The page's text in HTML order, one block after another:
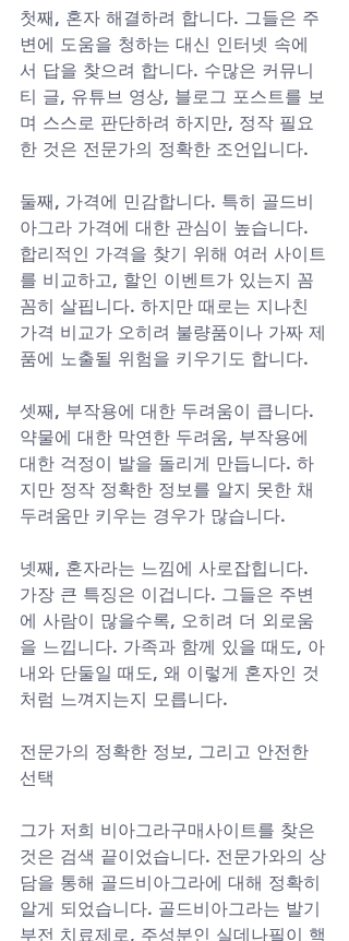
첫째, 혼자 해결하려 합니다. 그들은 주
변에 도움을 청하는 대신 인터넷 속에
서 답을 찾으려 합니다. 수많은 커뮤니
티 글, 유튜브 영상, 블로그 포스트를 보
며 스스로 판단하려 하지만, 정작 필요
한 것은 전문가의 정확한 조언입니다.
둘째, 가격에 민감합니다. 특히 골드비
아그라 가격에 대한 관심이 높습니다.
합리적인 가격을 찾기 위해 여러 사이트
를 비교하고, 할인 이벤트가 있는지 꼼
꼼히 살핍니다. 하지만 때로는 지나친
가격 비교가 오히려 불량품이나 가짜 제
품에 노출될 위험을 키우기도 합니다.
셋째, 부작용에 대한 두려움이 큽니다.
약물에 대한 막연한 두려움, 부작용에
대한 걱정이 발을 돌리게 만듭니다. 하
지만 정작 정확한 정보를 알지 못한 채
두려움만 키우는 경우가 많습니다.
넷째, 혼자라는 느낌에 사로잡힙니다.
가장 큰 특징은 이겁니다. 그들은 주변
에 사람이 많을수록, 오히려 더 외로움
을 느낍니다. 가족과 함께 있을 때도, 아
내와 단둘일 때도, 왜 이렇게 혼자인 것
처럼 느껴지는지 모릅니다.
전문가의 정확한 정보, 그리고 안전한
선택
그가 저희 비아그라구매사이트를 찾은
것은 검색 끝이었습니다. 전문가와의 상
담을 통해 골드비아그라에 대해 정확히
알게 되었습니다. 골드비아그라는 발기
부전 치료제로, 주성분인 실데나필이 핵